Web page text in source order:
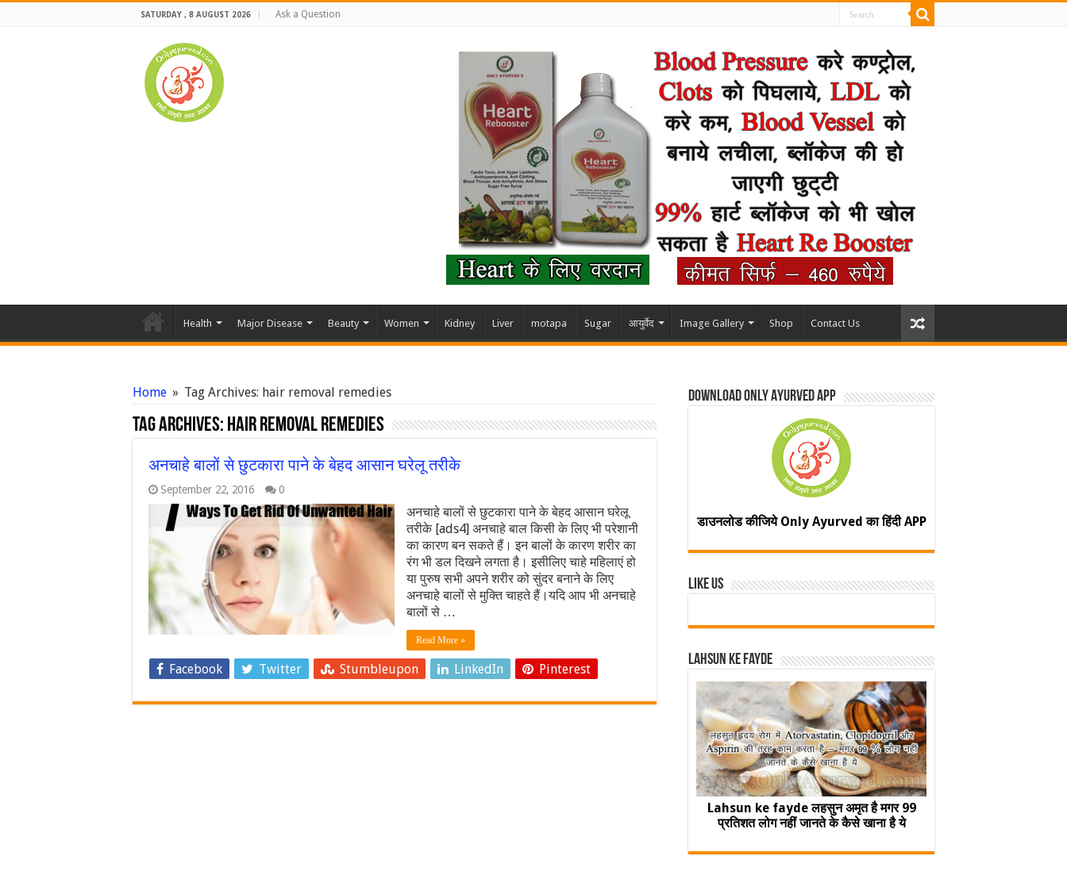
SATURDAY , 8 AUGUST 2026 Ask a Question
Health Major Disease Beauty Women Kidney Liver motapa Sugar आयुर्वेद Image Gallery Shop Contact Us
Home » Tag Archives: hair removal remedies
Tag Archives: hair removal remedies
अनचाहे बालों से छुटकारा पाने के बेहद आसान घरेलू तरीके
September 22, 2016 0
अनचाहे बालों से छुटकारा पाने के बेहद आसान घरेलू
तरीके [ads4] अनचाहे बाल किसी के लिए भी परेशानी
का कारण बन सकते हैं। इन बालों के कारण शरीर का
रंग भी डल दिखने लगता है। इसीलिए चाहे महिलाएं हो
या पुरुष सभी अपने शरीर को सुंदर बनाने के लिए
अनचाहे बालों से मुक्ति चाहते हैं।यदि आप भी अनचाहे
बालों से …
Read More »
Facebook Twitter Stumbleupon LinkedIn Pinterest
Download Only Ayurved App
डाउनलोड कीजिये Only Ayurved का हिंदी APP
Like Us
Lahsun ke fayde
Lahsun ke fayde लहसुन अमृत है मगर 99
प्रतिशत लोग नहीं जानते के कैसे खाना है ये